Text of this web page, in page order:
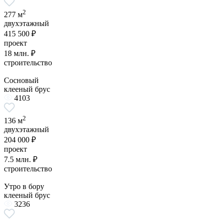
277 м2
двухэтажный
415 500 ₽
проект
18 млн. ₽
строительство
Сосновый
клееный брус
4103
136 м2
двухэтажный
204 000 ₽
проект
7.5 млн. ₽
строительство
Утро в бору
клееный брус
3236